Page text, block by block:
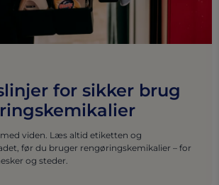
for sikker brug
viden. Læs altid etiketten og
før du bruger rengøringskemikalier – for
og steder.